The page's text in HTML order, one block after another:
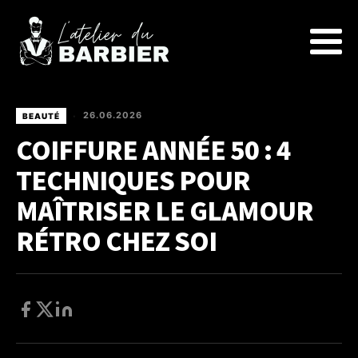
BEAUTÉ 26.06.2026
COIFFURE ANNÉE 50 : 4
TECHNIQUES POUR
MAÎTRISER LE GLAMOUR
RÉTRO CHEZ SOI